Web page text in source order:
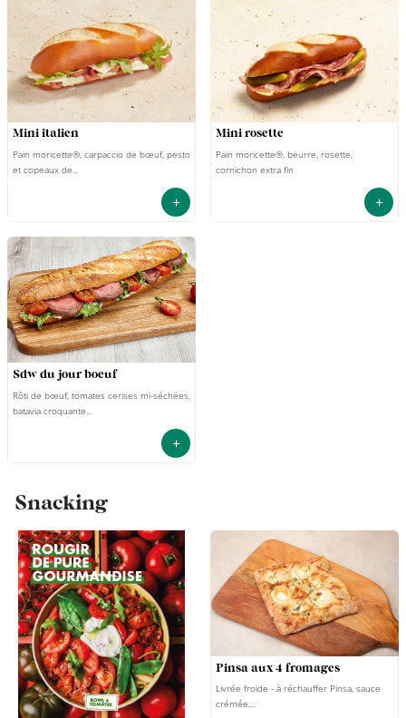
mini italien
Pain moricette®, carpaccio de bœuf, pesto
et copeaux de...
+
mini rosette
Pain moricette®, beurre, rosette,
cornichon extra fin
+
sdw du jour boeuf
Rôti de bœuf, tomates cerises mi-séchées,
batavia croquante...
+
Snacking
pinsa aux 4 fromages
Livrée froide - à réchauffer Pinsa, sauce
crémée,...